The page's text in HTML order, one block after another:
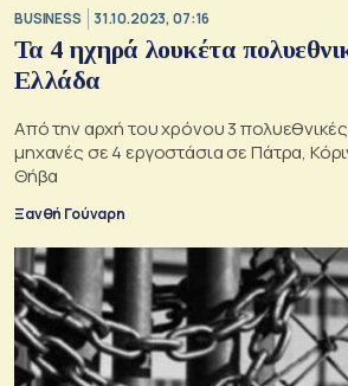
BUSINESS 31.10.2023, 07:16
Τα 4 ηχηρά λουκέτα
Ελλάδα
Από την αρχή του χρόνου 3
μηχανές σε 4 εργοστάσια σε Πάτρα,
Θήβα
Ξανθή Γούναρη